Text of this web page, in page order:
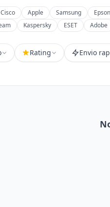
Cisco Apple Samsung Epson
Kaspersky ESET Adobe
Rating Envio